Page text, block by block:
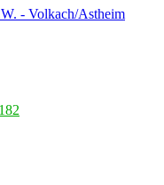
- Volkach/Astheim